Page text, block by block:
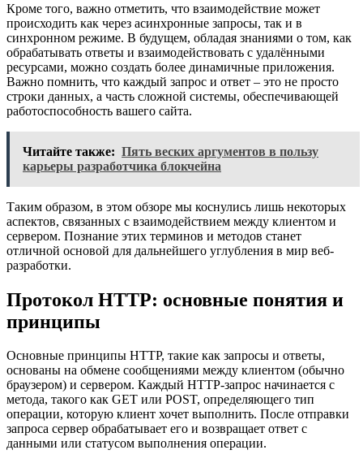
Кроме того, важно отметить, что взаимодействие может
происходить как через асинхронные запросы, так и в
синхронном режиме. В будущем, обладая знаниями о том, как
обрабатывать ответы и взаимодействовать с удалёнными
ресурсами, можно создать более динамичные приложения.
Важно помнить, что каждый запрос и ответ – это не просто
строки данных, а часть сложной системы, обеспечивающей
работоспособность вашего сайта.
Читайте также: Пять веских аргументов в пользу
карьеры разработчика блокчейна
Таким образом, в этом обзоре мы коснулись лишь некоторых
аспектов, связанных с взаимодействием между клиентом и
сервером. Познание этих терминов и методов станет
отличной основой для дальнейшего углубления в мир веб-
разработки.
Протокол HTTP: основные понятия и
принципы
Основные принципы HTTP, такие как запросы и ответы,
основаны на обмене сообщениями между клиентом (обычно
браузером) и сервером. Каждый HTTP-запрос начинается с
метода, такого как GET или POST, определяющего тип
операции, которую клиент хочет выполнить. После отправки
запроса сервер обрабатывает его и возвращает ответ с
данными или статусом выполнения операции.